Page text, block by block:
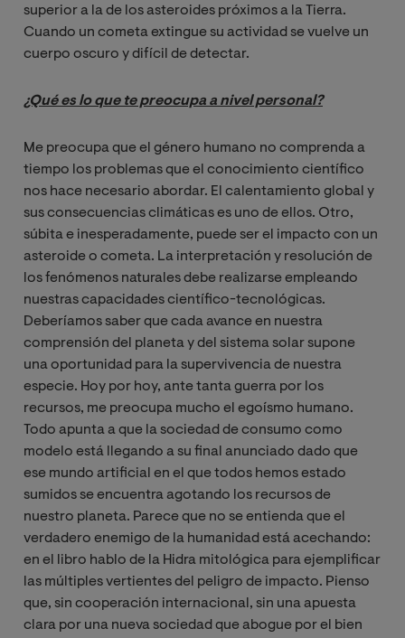
superior a la de los asteroides próximos a la Tierra.
Cuando un cometa extingue su actividad se vuelve un
cuerpo oscuro y difícil de detectar.
¿Qué es lo que te preocupa a nivel personal?
Me preocupa que el género humano no comprenda a
tiempo los problemas que el conocimiento científico
nos hace necesario abordar. El calentamiento global y
sus consecuencias climáticas es uno de ellos. Otro,
súbita e inesperadamente, puede ser el impacto con un
asteroide o cometa. La interpretación y resolución de
los fenómenos naturales debe realizarse empleando
nuestras capacidades científico-tecnológicas.
Deberíamos saber que cada avance en nuestra
comprensión del planeta y del sistema solar supone
una oportunidad para la supervivencia de nuestra
especie. Hoy por hoy, ante tanta guerra por los
recursos, me preocupa mucho el egoísmo humano.
Todo apunta a que la sociedad de consumo como
modelo está llegando a su final anunciado dado que
ese mundo artificial en el que todos hemos estado
sumidos se encuentra agotando los recursos de
nuestro planeta. Parece que no se entienda que el
verdadero enemigo de la humanidad está acechando:
en el libro hablo de la Hidra mitológica para ejemplificar
las múltiples vertientes del peligro de impacto. Pienso
que, sin cooperación internacional, sin una apuesta
clara por una nueva sociedad que abogue por el bien